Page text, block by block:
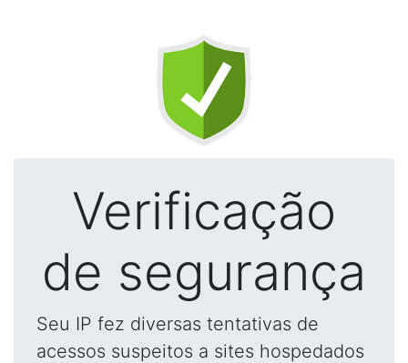
Verificação
de segurança
Seu IP fez diversas tentativas de
acessos suspeitos a sites hospedados